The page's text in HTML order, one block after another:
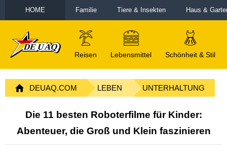
HOME Familie Tiere & Insekten Haus &
Reisen Lebensmittel Schönheit & Stil
DEUAQ.COM LEBEN UNTERHALTUNG
Die 11 besten Roboterfilme für Kinder:
Abenteuer, die Groß und Klein faszinieren